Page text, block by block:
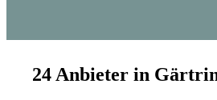
24 Anbieter in